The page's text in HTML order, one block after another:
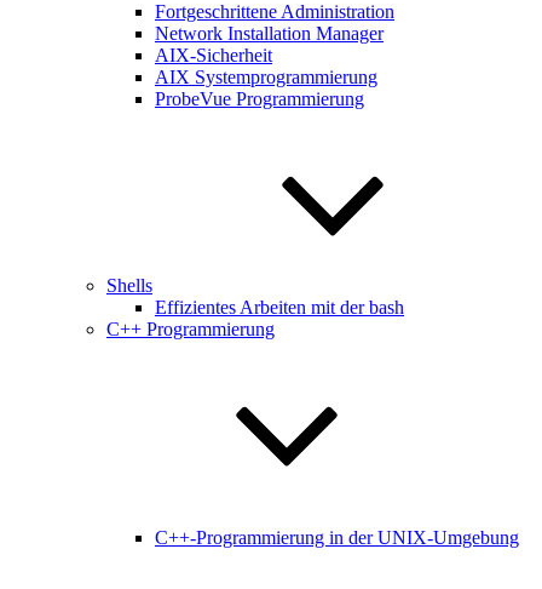
Fortgeschrittene Administration
Network Installation Manager
AIX-Sicherheit
AIX Systemprogrammierung
ProbeVue Programmierung
Shells
Effizientes Arbeiten mit der bash
C++ Programmierung
C++-Programmierung in der UNIX-Umgebung